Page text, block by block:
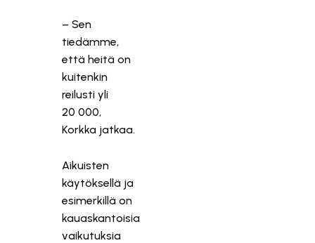
– Sen
tiedämme,
että heitä on
kuitenkin
reilusti yli
20 000,
Korkka jatkaa.
Aikuisten
käytöksellä ja
esimerkillä on
kauaskantoisia
vaikutuksia